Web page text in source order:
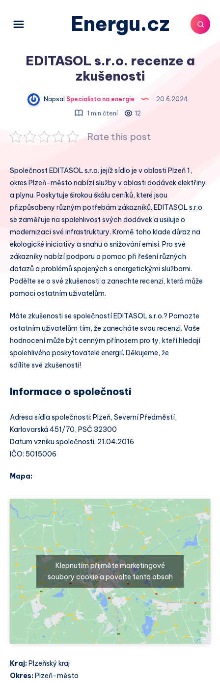
Energu.cz
EDITASOL s.r.o. recenze a
zkušenosti
Napsal Specialista na energie
20.6.2024
1 min čtení
12
Rate this post
Společnost EDITASOL s.r.o. jejíž sídlo je v oblasti Plzeň 1,
okres Plzeň-město nabízí služby v oblasti dodávek elektřiny
a plynu. Poskytuje širokou škálu ceníků, které jsou
přizpůsobeny různým potřebám zákazníků. EDITASOL s.r.o.
se zaměřuje na spolehlivost svých dodávek a usiluje o
modernizaci své infrastruktury. Kromě toho klade důraz na
ekologické iniciativy a snahu o snižování emisí. Pro své
zákazníky nabízí podporu a pomoc při řešení různých
dotazů a problémů spojených s energetickými službami.
Podělte se o své zkušenosti a zanechte recenzi, která může
pomoci ostatním uživatelům.
Máte zkušenosti se společností EDITASOL s.r.o.? Pomozte
ostatním uživatelům tím, že zanecháte svou recenzi. Vaše
hodnocení může být cenným přínosem pro ty, kteří hledají
spolehlivého poskytovatele energií. Děkujeme, že
sdílíte své zkušenosti!
Informace o společnosti
Adresa sídla společnosti: Plzeň, Severní Předměstí,
Karlovarská 451/70, PSČ 32300
Datum vzniku společnosti: 21.04.2016
IČO: 5015006
Mapa:
Klepnutím přijměte marketingové
soubory cookie a povolte tento obsah
Kraj: Plzeňský kraj
Okres: Plzeň-město